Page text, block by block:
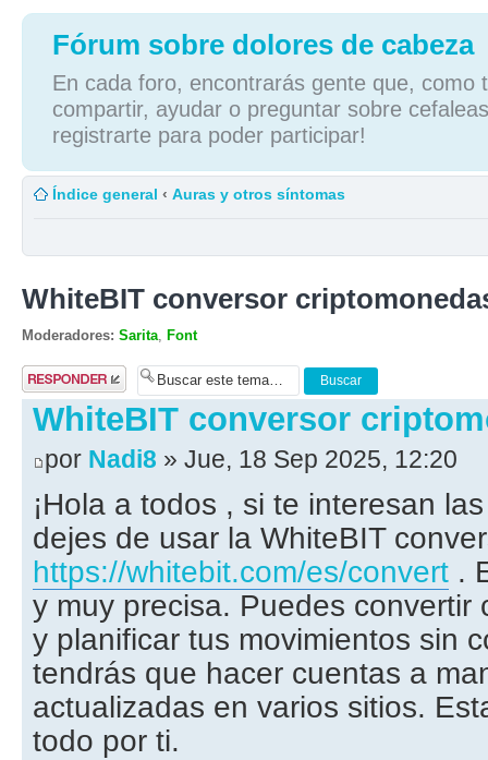
Fórum sobre dolores de cabeza
En cada foro, encontrarás gente que, como
compartir, ayudar o preguntar sobre
registrarte para poder participar!
Índice general ‹ Auras y otros síntomas
WhiteBIT conversor
Moderadores: Sarita Font
Publicar una
respuesta
WhiteBIT conversor
por Nadi8 » Jue, 18 Sep 2025, 12:20
¡Hola a todos , si te interesan
dejes de usar la WhiteBIT
https://whitebit.com/es/convert .
y muy precisa. Puedes convertir
y planificar tus movimientos sin
tendrás que hacer cuentas a
actualizadas en varios sitios.
todo por ti.